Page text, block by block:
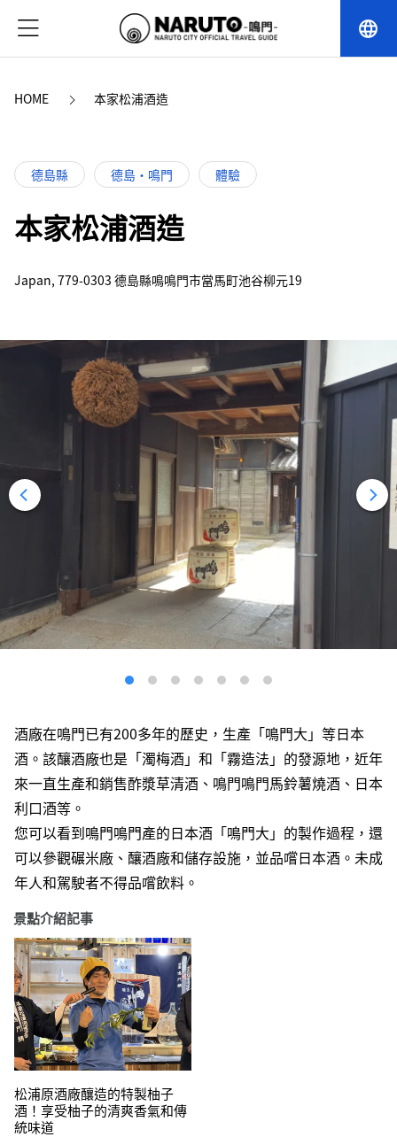
language
HOME 本家松浦酒造
德島縣 德島・鳴門 體驗
本家松浦酒造
Japan, 779-0303 德島縣鳴鳴門市當馬町池谷柳元19
酒廠在鳴門已有200多年的歷史，生產「鳴門大」等日本
酒。該釀酒廠也是「濁梅酒」和「霧造法」的發源地，近年
來一直生產和銷售酢漿草清酒、鳴門鳴門馬鈴薯燒酒、日本
利口酒等。
您可以看到鳴門鳴門產的日本酒「鳴門大」的製作過程，還
可以參觀碾米廠、釀酒廠和儲存設施，並品嚐日本酒。未成
年人和駕駛者不得品嚐飲料。
景點介紹記事
松浦原酒廠釀造的特製柚子
酒！享受柚子的清爽香氣和傳
統味道